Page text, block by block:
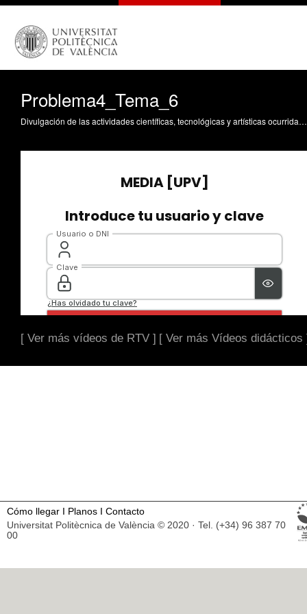
Problema4_Tema_6
Divulgación de las actividades científicas, tecnológicas y artísticas ocurridas en los tres campus de la UPV
[ Ver más vídeos de RTV ] [ Ver más Vídeos didácticos
Cómo llegar I Planos I Contacto
Universitat Politècnica de València © 2020 · Tel. (+34) 96 387 70
00